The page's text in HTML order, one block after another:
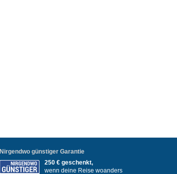
Nirgendwo günstiger Garantie
250 € geschenkt,
wenn deine Reise woanders